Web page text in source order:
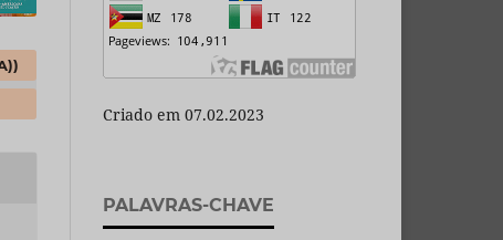
Criado em 07.02.2023
PALAVRAS-CHAVE